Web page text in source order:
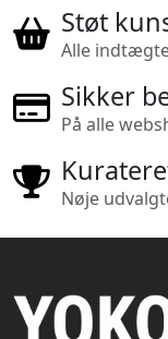
Støt
Alle
Sikker
På alle
Nøje